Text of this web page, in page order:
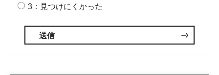
3：見つけにくかった